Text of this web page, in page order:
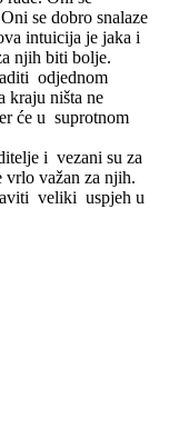
se dobro snalaze
intuicija je jaka i
njih biti bolje.
odjednom
kraju ništa ne
će u suprotnom
i vezani su za
važan za njih.
veliki uspjeh u